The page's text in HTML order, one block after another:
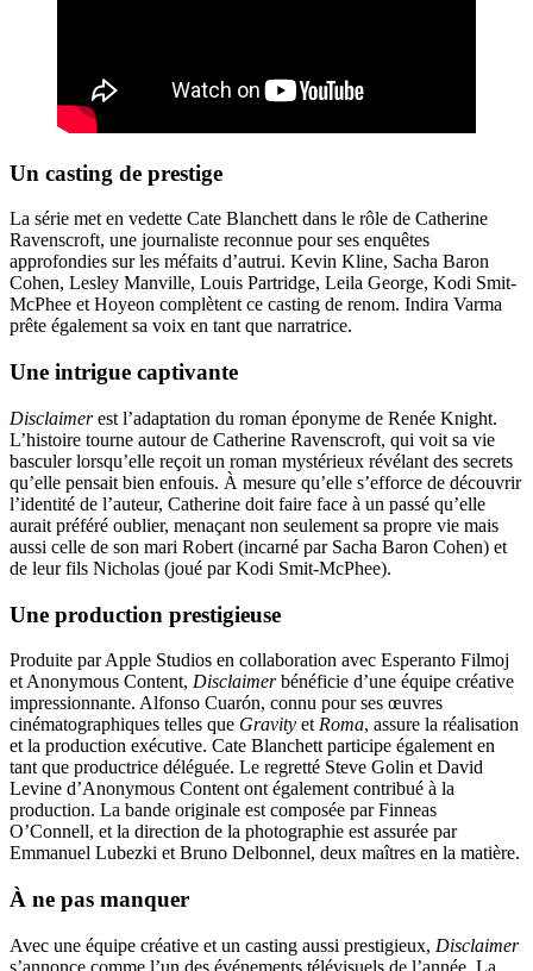
Un casting de prestige
La série met en vedette Cate Blanchett dans le rôle de Catherine
Ravenscroft, une journaliste reconnue pour ses enquêtes
approfondies sur les méfaits d’autrui. Kevin Kline, Sacha Baron
Cohen, Lesley Manville, Louis Partridge, Leila George, Kodi Smit-
McPhee et Hoyeon complètent ce casting de renom. Indira Varma
prête également sa voix en tant que narratrice.
Une intrigue captivante
Disclaimerest l’adaptation du roman éponyme de Renée Knight.
L’histoire tourne autour de Catherine Ravenscroft, qui voit sa vie
basculer lorsqu’elle reçoit un roman mystérieux révélant des secrets
qu’elle pensait bien enfouis. À mesure qu’elle s’efforce de découvrir
l’identité de l’auteur, Catherine doit faire face à un passé qu’elle
aurait préféré oublier, menaçant non seulement sa propre vie mais
aussi celle de son mari Robert (incarné par Sacha Baron Cohen) et
de leur fils Nicholas (joué par Kodi Smit-McPhee).
Une production prestigieuse
Produite par Apple Studios en collaboration avec Esperanto Filmoj
et Anonymous Content, Disclaimerbénéficie d’une équipe créative
impressionnante. Alfonso Cuarón, connu pour ses œuvres
cinématographiques telles que Gravity et Roma, assure la réalisation
et la production exécutive. Cate Blanchett participe également en
tant que productrice déléguée. Le regretté Steve Golin et David
Levine d’Anonymous Content ont également contribué à la
production. La bande originale est composée par Finneas
O’Connell, et la direction de la photographie est assurée par
Emmanuel Lubezki et Bruno Delbonnel, deux maîtres en la matière.
À ne pas manquer
Avec une équipe créative et un casting aussi prestigieux, Disclaimer
s’annonce comme l’un des événements télévisuels de l’année. La